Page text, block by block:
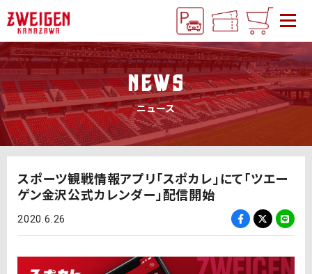
NEWS
ニュース
スポーツ観戦情報アプリ「スポカレ」にて「ツエー
ゲン金沢公式カレンダー」配信開始
2020.6.26